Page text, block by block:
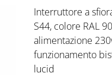
Interruttore a
S44, colore RAL
alimentazione
funzionamento
lucid